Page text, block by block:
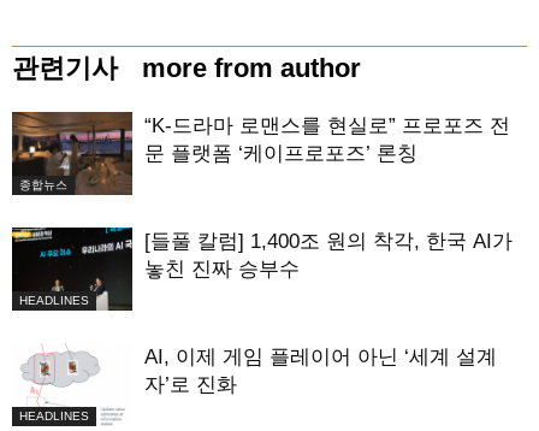
관련기사 more from author
종합뉴스
“K-드라마 로맨스를 현실로” 프로포즈 전
문 플랫폼 ‘케이프로포즈’ 론칭
HEADLINES
[들풀 칼럼] 1,400조 원의 착각, 한국 AI가
놓친 진짜 승부수
HEADLINES
AI, 이제 게임 플레이어 아닌 ‘세계 설계
자’로 진화